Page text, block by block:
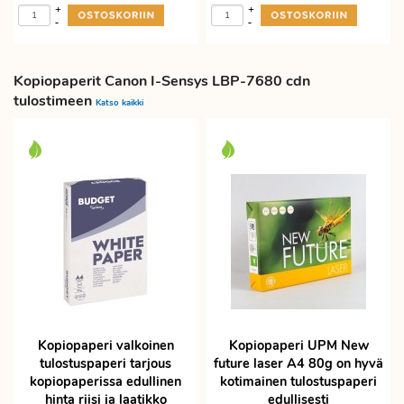
-
+
-
+
Kopiopaperit Canon I-Sensys LBP-7680 cdn
tulostimeen Katso kaikki
Kopiopaperi valkoinen
tulostuspaperi tarjous
kopiopaperissa edullinen
hinta riisi ja laatikko
Kopiopaperi UPM New
future laser A4 80g on hyvä
kotimainen tulostuspaperi
edullisesti